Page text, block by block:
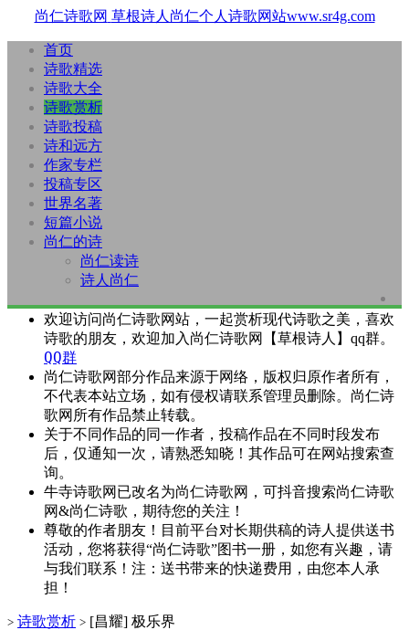
尚仁诗歌网 草根诗人尚仁个人诗歌网站www.sr4g.com
首页
诗歌精选
诗歌大全
诗歌赏析
诗歌投稿
诗和远方
作家专栏
投稿专区
世界名著
短篇小说
尚仁的诗
尚仁读诗
诗人尚仁
欢迎访问尚仁诗歌网站，一起赏析现代诗歌之美，喜欢
诗歌的朋友，欢迎加入尚仁诗歌网【草根诗人】qq群。
QQ群
尚仁诗歌网部分作品来源于网络，版权归原作者所有，
不代表本站立场，如有侵权请联系管理员删除。尚仁诗
歌网所有作品禁止转载。
关于不同作品的同一作者，投稿作品在不同时段发布
后，仅通知一次，请熟悉知晓！其作品可在网站搜索查
询。
牛寺诗歌网已改名为尚仁诗歌网，可抖音搜索尚仁诗歌
网&尚仁诗歌，期待您的关注！
尊敬的作者朋友！目前平台对长期供稿的诗人提供送书
活动，您将获得“尚仁诗歌”图书一册，如您有兴趣，请
与我们联系！注：送书带来的快递费用，由您本人承
担！
> 诗歌赏析 > [昌耀] 极乐界